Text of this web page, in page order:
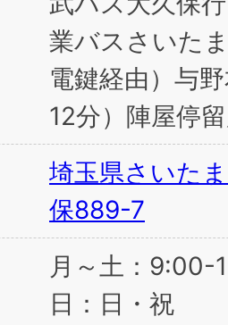
業バスさいた
電鍵経由）与
12分）陣屋停
埼玉県さいた
保889-7
月～土：
日：日・祝